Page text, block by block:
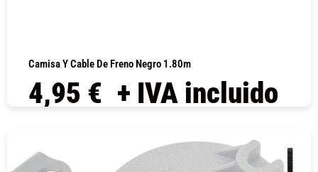
Camisa Y Cable De Freno Negro 1.80m
4,95 € + IVA incluido